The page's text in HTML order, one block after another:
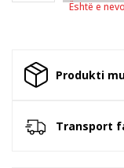
Është e
Produkti
Transport